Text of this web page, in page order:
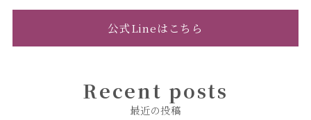
公式Lineはこちら
Recent posts
最近の投稿